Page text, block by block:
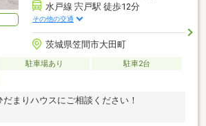
水戸線 宍戸駅 徒歩12分
その他の交通
茨城県笠間市大田町
駐車場あり
駐車2台
まりハウスにご相談ください！